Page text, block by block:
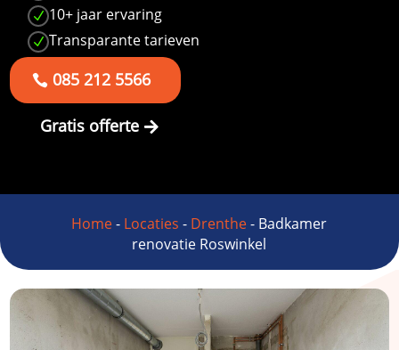
N 10+ jaar ervaring
N Transparante tarieven
085 212 5566
Gratis offerte
Home- Locaties - Drenthe- Badkamer
renovatie Roswinkel